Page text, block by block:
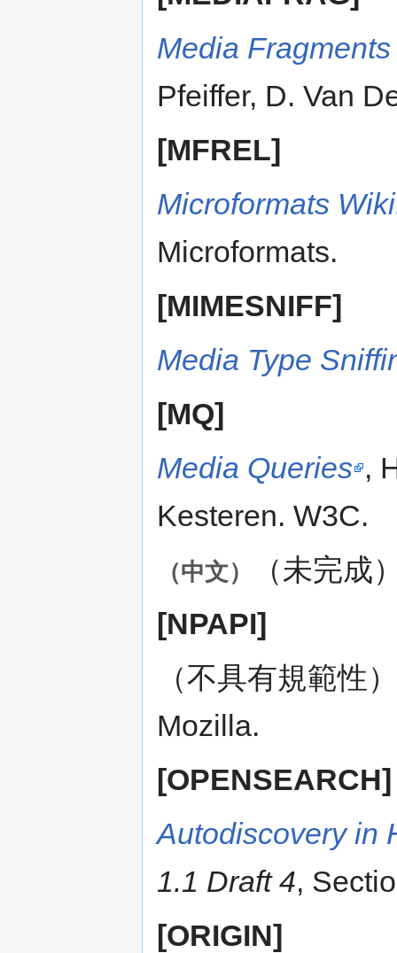
Media
Pfeiffer, D. Van
[MFREL]
Microformats
Microformats.
[MIMESNIFF]
Media Type
[MQ]
Media Queries ,
Kesteren. W3C.
（中文）
（未完成
[NPAPI]
（不具有規範性）
Mozilla.
[OPENSEARCH]
Autodiscovery in
1.1 Draft 4,
[ORIGIN]